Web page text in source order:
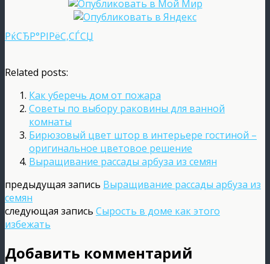
РќСЂР°РІРёС‚СЃСЏ
Related posts:
Как уберечь дом от пожара
Советы по выбору раковины для ванной
комнаты
Бирюзовый цвет штор в интерьере гостиной –
оригинальное цветовое решение
Выращивание рассады арбуза из семян
предыдущая запись Выращивание рассады арбуза из
семян
следующая запись Сырость в доме как этого
избежать
Добавить комментарий